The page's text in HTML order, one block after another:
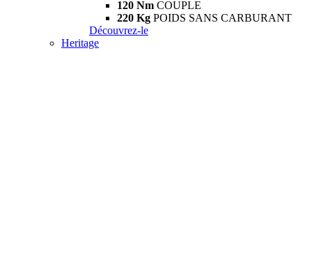
120 Nm COUPLE
220 Kg POIDS SANS CARBURANT
Découvrez-le
Heritage